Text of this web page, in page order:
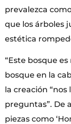
prevalezca
que los árboles
estética
“Este bosque
bosque en la
la creación
preguntas”. De
piezas como